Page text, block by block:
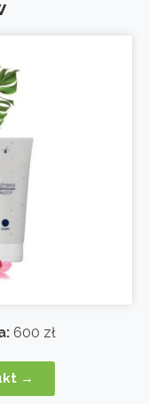
600 zł
→